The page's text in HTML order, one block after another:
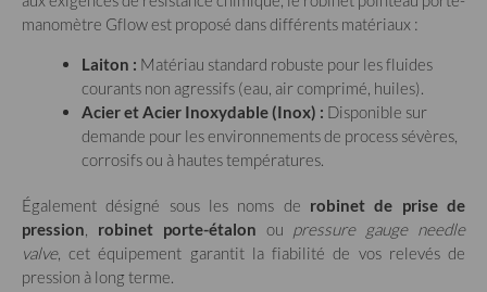
manomètre Gflow est proposé dans différents matériaux :
Laiton : Matériau standard robuste pour les fluides
courants non agressifs (eau, air comprimé, huiles).
Acier et Acier Inoxydable (Inox) : Disponible sur
demande pour les environnements de process sévères,
corrosifs ou à hautes températures.
Également désigné sous les noms de robinet de prise de
pression, robinet porte-étalon ou pressure gauge needle
valve, cet équipement garantit la fiabilité de vos relevés de
pression à long terme.